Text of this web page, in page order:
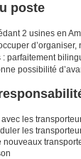
poste
2 usines en
parfaitement
possibilité
les
les
nouveaux